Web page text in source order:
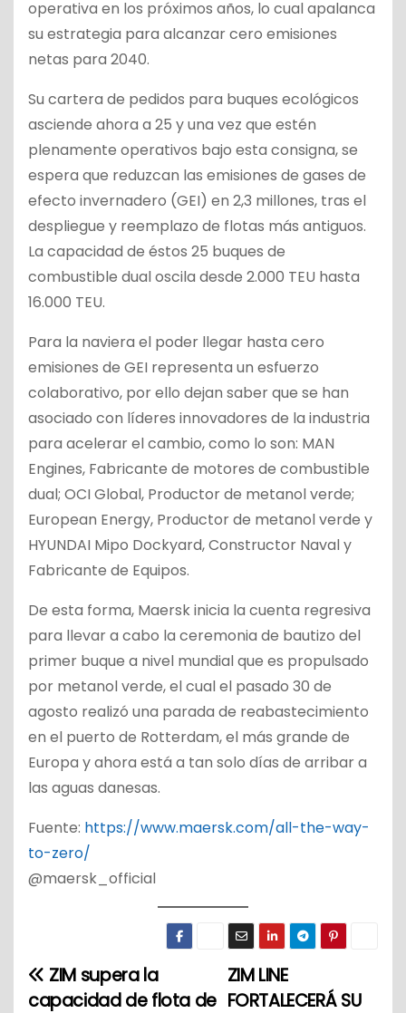
operativa en los próximos años, lo cual apalanca
su estrategia para alcanzar cero emisiones
netas para 2040.
Su cartera de pedidos para buques ecológicos
asciende ahora a 25 y una vez que estén
plenamente operativos bajo esta consigna, se
espera que reduzcan las emisiones de gases de
efecto invernadero (GEI) en 2,3 millones, tras el
despliegue y reemplazo de flotas más antiguos.
La capacidad de éstos 25 buques de
combustible dual oscila desde 2.000 TEU hasta
16.000 TEU.
Para la naviera el poder llegar hasta cero
emisiones de GEI representa un esfuerzo
colaborativo, por ello dejan saber que se han
asociado con líderes innovadores de la industria
para acelerar el cambio, como lo son: MAN
Engines, Fabricante de motores de combustible
dual; OCI Global, Productor de metanol verde;
European Energy, Productor de metanol verde y
HYUNDAI Mipo Dockyard, Constructor Naval y
Fabricante de Equipos.
De esta forma, Maersk inicia la cuenta regresiva
para llevar a cabo la ceremonia de bautizo del
primer buque a nivel mundial que es propulsado
por metanol verde, el cual el pasado 30 de
agosto realizó una parada de reabastecimiento
en el puerto de Rotterdam, el más grande de
Europa y ahora está a tan solo días de arribar a
las aguas danesas.
Fuente: https://www.maersk.com/all-the-way-
to-zero/
@maersk_official
N
ZIM LINE
FORTALECERÁ SU
ZIM supera la
capacidad de flota de